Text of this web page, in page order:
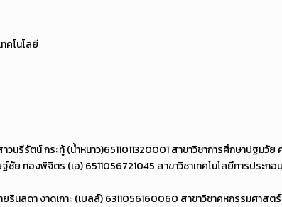
คโนโลยี
าวนรีรัตน์ กระทู้ (น้ำหนาว)6511011320001 สาขาวิชาการศึกษาปฐม
ชัย ทองพิจิตร (เอ) 6511056721045 สาขาวิชาเทคโนโลยีการประก
รินลดา งาดเกาะ (เบลล์) 6311056160060 สาขาวิชาคหกรรมศาสตร์